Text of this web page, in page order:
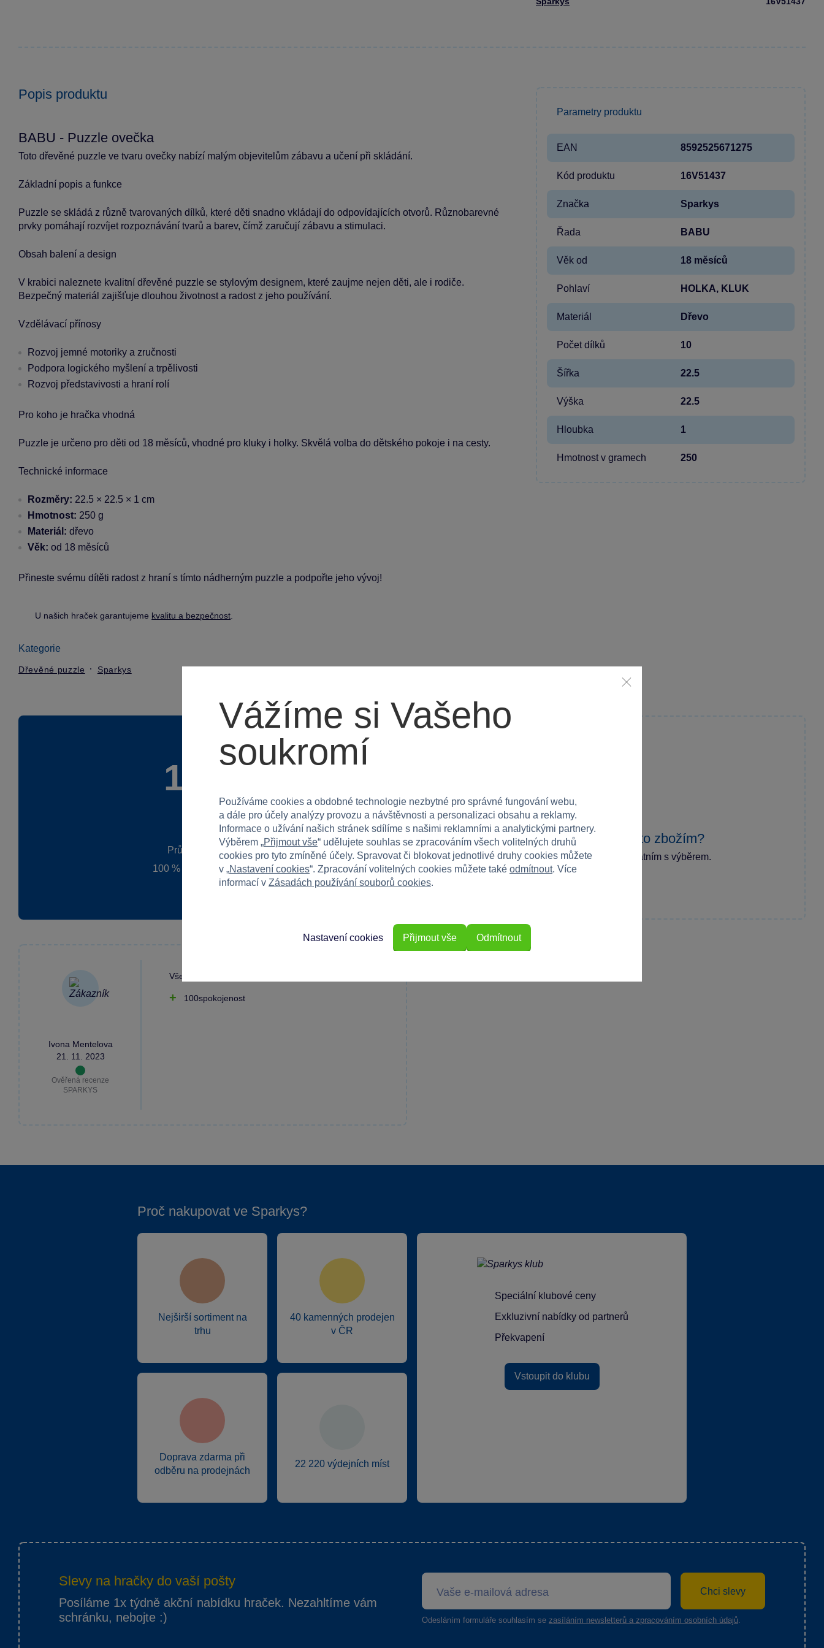
Popis produktu
BABU - Puzzle ovečka
Toto dřevěné puzzle ve tvaru ovečky nabízí malým objevitelům zábavu a učení při skládání.
Základní popis a funkce
Puzzle se skládá z různě tvarovaných dílků, které děti snadno vkládají do odpovídajících otvorů. Různobarevné
prvky pomáhají rozvíjet rozpoznávání tvarů a barev, čímž zaručují zábavu a stimulaci.
Obsah balení a design
V krabici naleznete kvalitní dřevěné puzzle se stylovým designem, které zaujme nejen děti, ale i rodiče.
Bezpečný materiál zajišťuje dlouhou životnost a radost z jeho používání.
Vzdělávací přínosy
Rozvoj jemné motoriky a zručnosti
Podpora logického myšlení a trpělivosti
Rozvoj představivosti a hraní rolí
Pro koho je hračka vhodná
Puzzle je určeno pro děti od 18 měsíců, vhodné pro kluky i holky. Skvělá volba do dětského pokoje i na cesty.
Technické informace
Rozměry: 22.5 × 22.5 × 1 cm
Hmotnost: 250 g
Materiál: dřevo
Věk: od 18 měsíců
Přineste svému dítěti radost z hraní s tímto nádherným puzzle a podpořte jeho vývoj!
U našich hraček garantujeme kvalitu a bezpečnost
Kategorie
Dřevěné puzzle Sparkys
Parametry produktu
EAN 8592525671275
Kód produktu 16V51437
Značka Sparkys
Řada BABU
Věk od 18 měsíců
Pohlaví HOLKA, KLUK
Materiál Dřevo
Počet dílků 10
Šířka 22.5
Výška 22.5
Hloubka 1
Hmotnost v gramech 250
100 %
Průměr z 1 hodnocení
100 % zákazníků doporučuje
Máte zkušenost s tímto zbožím?
Napište recenzi a pomozte ostatním s výběrem.
Ivona Mentelova
21. 11. 2023
Ověřená recenze
SPARKYS
Všem doporučuji
100spokojenost
Proč nakupovat ve Sparkys?
Nejširší sortiment na
trhu
40 kamenných prodejen
v ČR
Doprava zdarma při
odběru na prodejnách
22 220 výdejních míst
Speciální klubové ceny
Exkluzivní nabídky od partnerů
Překvapení
Vstoupit do klubu
Slevy na hračky do vaší pošty
Posíláme 1x týdně akční nabídku hraček. Nezahltíme vám
schránku, nebojte :)
Chci slevy
Odesláním formuláře souhlasím se zasíláním newsletterů a zpracováním osobních údajů
Vážíme si Vašeho
soukromí
Používáme cookies a obdobné technologie nezbytné pro správné fungování webu,
a dále pro účely analýzy provozu a návštěvnosti a personalizaci obsahu a reklamy.
Informace o užívání našich stránek sdílíme s našimi reklamními a analytickými partnery.
Výběrem „Přijmout vše“ udělujete souhlas se zpracováním všech volitelných druhů
cookies pro tyto zmíněné účely. Spravovat či blokovat jednotlivé druhy cookies můžete
v „Nastavení cookies“. Zpracování volitelných cookies můžete také odmítnout. Více
informací v Zásadách používání souborů cookies.
Odmítnout
Nastavení cookies Přijmout vše